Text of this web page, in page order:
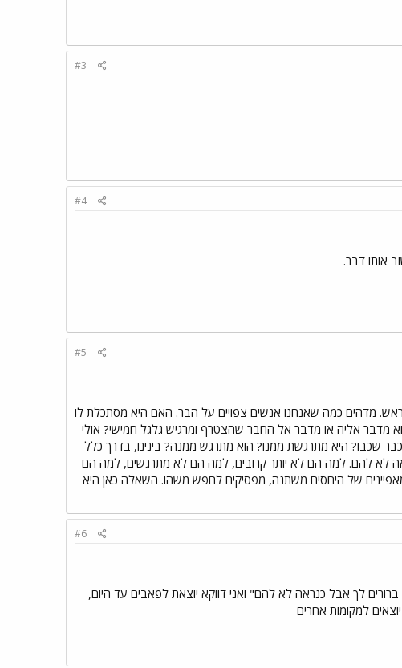
#3
#4
#5
מדהים כמה שאנחנו אנשים צפויים על הבר. האם היא מסתכלת לו
מדבר אליה או מדבר אל החבר שהצטרף ומרגיש גלגל חמישי? אולי
שכבו? היא מתרגשת ממנו? הוא מתרגש ממנה? בינינו, בדרך כלל
לא להם. למה הם לא יותר קרובים, למה הם לא מתרגשים, למה הם
של היחסים משתנה, מפסיקים לחפש משהו. השאלה כאן היא
#6
לך אבל כנראה לא להם" ואני דווקא יוצאת לפאבים עד היום,
למקומות אחרים